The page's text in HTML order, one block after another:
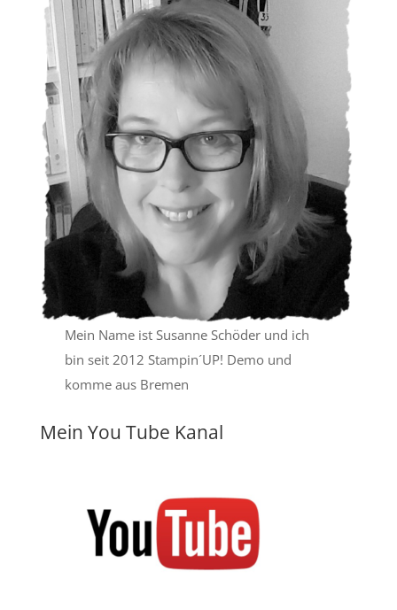
Mein Name ist Susanne Schöder und ich
bin seit 2012 Stampin´UP! Demo und
komme aus Bremen
Mein You Tube Kanal